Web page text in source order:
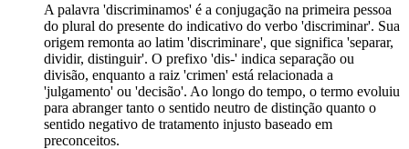
A palavra 'discriminamos' é a conjugação na primeira pessoa
do plural do presente do indicativo do verbo 'discriminar'. Sua
origem remonta ao latim 'discriminare', que significa 'separar,
dividir, distinguir'. O prefixo 'dis-' indica separação ou
divisão, enquanto a raiz 'crimen' está relacionada a
'julgamento' ou 'decisão'. Ao longo do tempo, o termo evoluiu
para abranger tanto o sentido neutro de distinção quanto o
sentido negativo de tratamento injusto baseado em
preconceitos.